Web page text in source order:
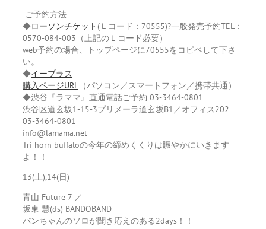
ご予約方法
◆ローソンチケット (Ｌコード：70555)?一般発売予約TEL：
0570-084-003（上記のＬコード必要）
web予約の場合、トップページに70555をコピペして下さ
い。
◆イープラス
購入ページURL （パソコン／スマートフォン／携帯共通）
◆渋谷『ラママ』直通電話ご予約 03-3464-0801
渋谷区道玄坂1-15-3プリメーラ道玄坂B1／オフィス202
03-3464-0801
info@lamama.net
Tri horn buffaloの今年の締めくくりは賑やかにいきます
よ！！
13(土),14(日)
青山 Future 7 ／
坂東 慧(ds) BANDOBAND
バンちゃんのソロが聞き応えのある2days！！